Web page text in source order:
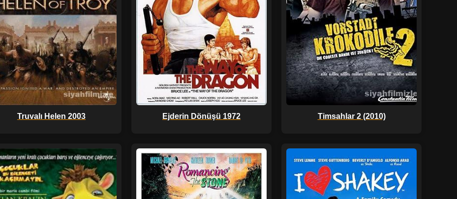
Truvalı Helen 2003 Ejderin Dönüşü 1972 Timsahlar 2 (2010)